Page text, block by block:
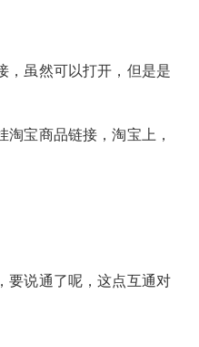
，虽然可以打开，但是是
宝商品链接，淘宝上，
要说通了呢，这点互通对